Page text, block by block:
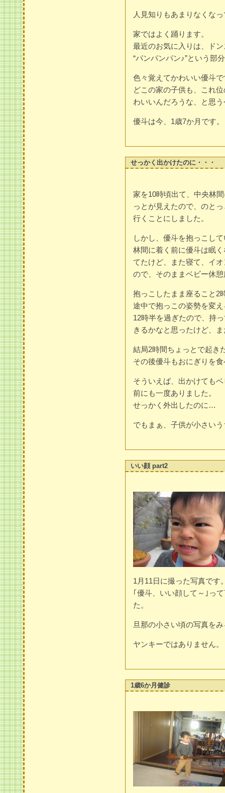
人見知りもあまりなくな
家ではよく踊ります。
最近のお気に入りは、ド
“パンパンパン♪”という部
色々覚えてかわいい優斗
どこの家の子供も、これ
わいいんだろうな、と思
優斗は今、1歳7か月です。
せっかく出かけたのに・・・
家を10時頃出て、中央林
っとが見えたので、のと
行くことにしました。
しかし、優斗を抱っこし
林間に着く前に優斗は眠
てたけど、また寝て、イ
ので、そのままベビー休
抱っこしたまま座ること2
途中で抱っこの姿勢を変
12時半を過ぎたので、持
きるかなと思ったけど、
結局2時間ちょっとで起き
その後優斗もおにぎりを
そういえば、出かけても
前にも一度ありました。
せっかく外出したのに…
でもまぁ、子供が小さい
いい顔 part2
1月11日に撮った写真です
｢優斗、いい顔して～｣っ
た。
旦那の小さい頃の写真を
ヤンキーではありません。
1歳6か月健診